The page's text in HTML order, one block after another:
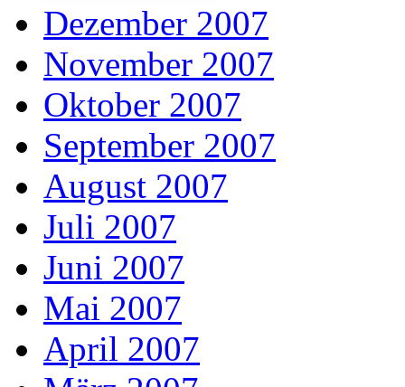
Dezember 2007
November 2007
Oktober 2007
September 2007
August 2007
Juli 2007
Juni 2007
Mai 2007
April 2007